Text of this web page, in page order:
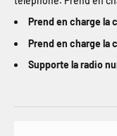
Prend en charge la
Prend en charge la
Supporte la radio